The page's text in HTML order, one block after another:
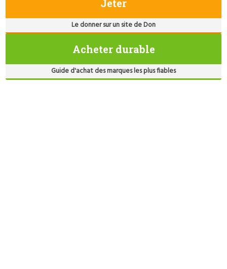
Jeter
Le donner sur un site de Don
Acheter durable
Guide d'achat des marques les plus fiables